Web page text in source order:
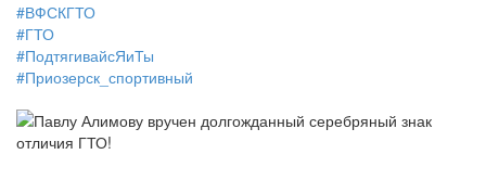
#ВФСКГТО
#ГТО
#ПодтягивайсЯиТы
#Приозерск_спортивный